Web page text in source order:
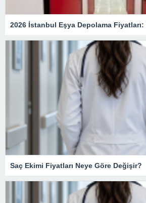
Saç Ekimi Fiyatları Neye Göre Değişir?